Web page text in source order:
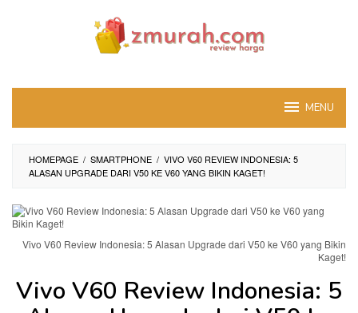
MENU
HOMEPAGE / SMARTPHONE / VIVO V60 REVIEW INDONESIA: 5
ALASAN UPGRADE DARI V50 KE V60 YANG BIKIN KAGET!
Vivo V60 Review Indonesia: 5 Alasan Upgrade dari V50 ke V60 yang Bikin
Kaget!
Vivo V60 Review Indonesia: 5